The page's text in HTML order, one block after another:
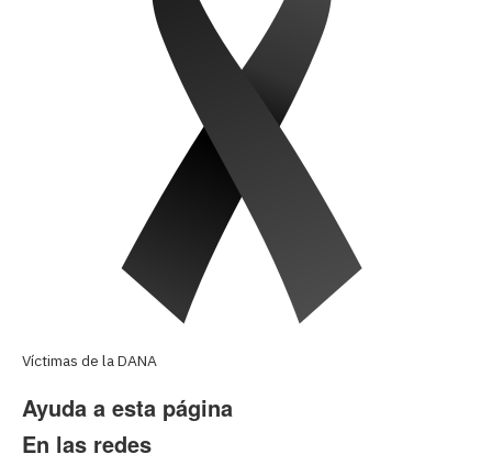
Víctimas de la DANA
Ayuda a esta página
En las redes